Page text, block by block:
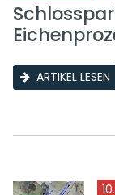
ARTIKEL LESEN